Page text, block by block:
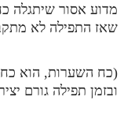
מדוע אסור שיתגלה
שאז התפילה לא
(כח השערות, הוא
ובזמן תפילה גורם